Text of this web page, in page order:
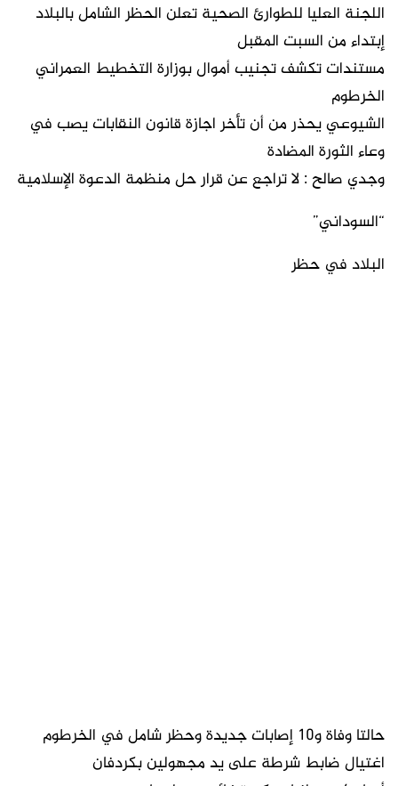
اللجنة العليا للطوارئ الصحية تعلن الحظر الشامل بالبلاد
إبتداء من السبت المقبل
مستندات تكشف تجنيب أموال بوزارة التخطيط العمراني
الخرطوم
الشيوعي يحذر من أن تأخر اجازة قانون النقابات يصب في
وعاء الثورة المضادة
وجدي صالح : لا تراجع عن قرار حل منظمة الدعوة الإسلامية
“السوداني”
البلاد في حظر
حالتا وفاة و10 إصابات جديدة وحظر شامل في الخرطوم
اغتيال ضابط شرطة على يد مجهولين بكردفان